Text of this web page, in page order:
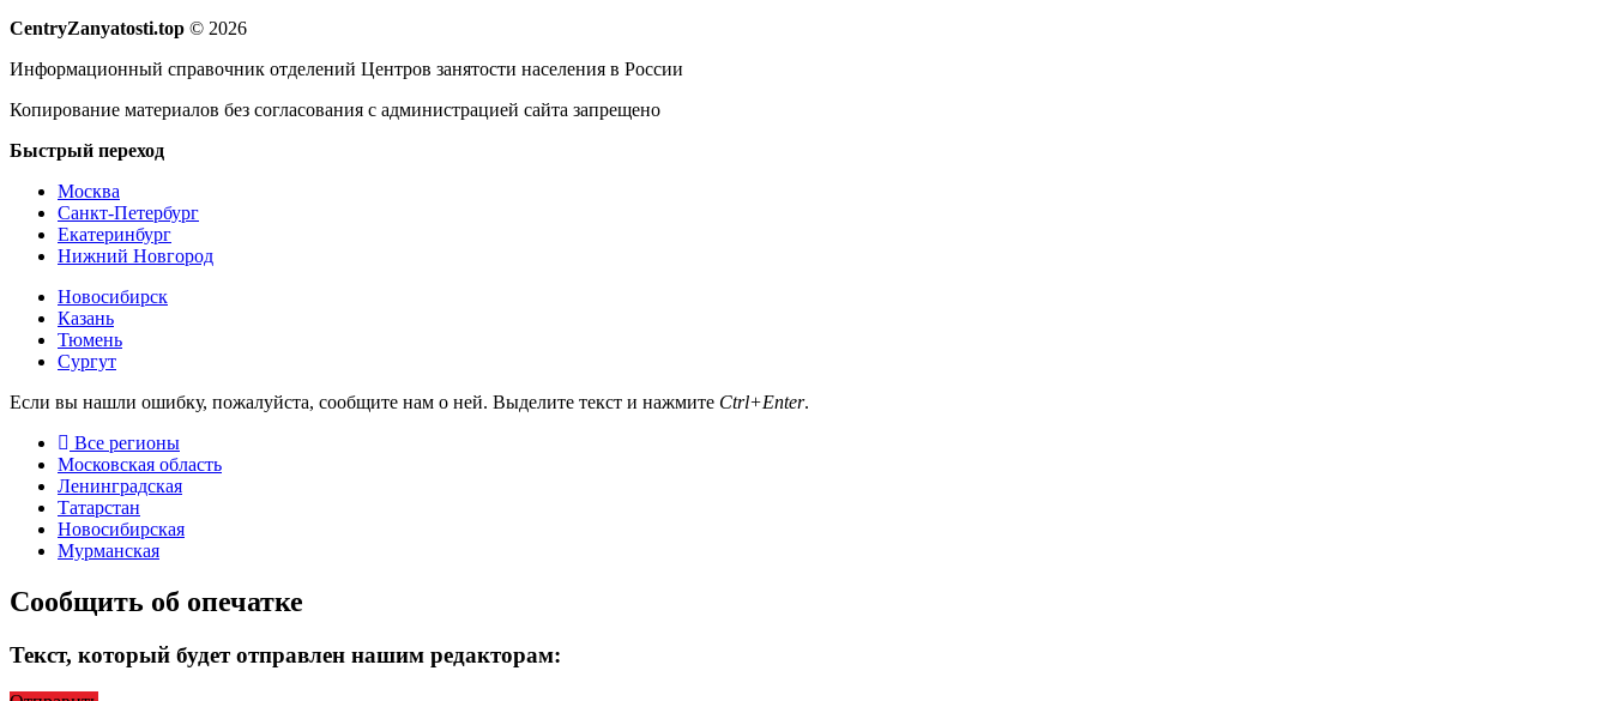
CentryZanyatosti.top © 2026
Информационный справочник отделений Центров занятости населения в России
Копирование материалов без согласования с администрацией сайта запрещено
Быстрый переход
Москва
Санкт-Петербург
Екатеринбург
Нижний Новгород
Новосибирск
Казань
Тюмень
Сургут
Если вы нашли ошибку, пожалуйста, сообщите нам о ней. Выделите текст и нажмите Ctrl+Enter.
Все регионы
Московская область
Ленинградская
Татарстан
Новосибирская
Мурманская
Сообщить об опечатке
Текст, который будет отправлен нашим редакторам: